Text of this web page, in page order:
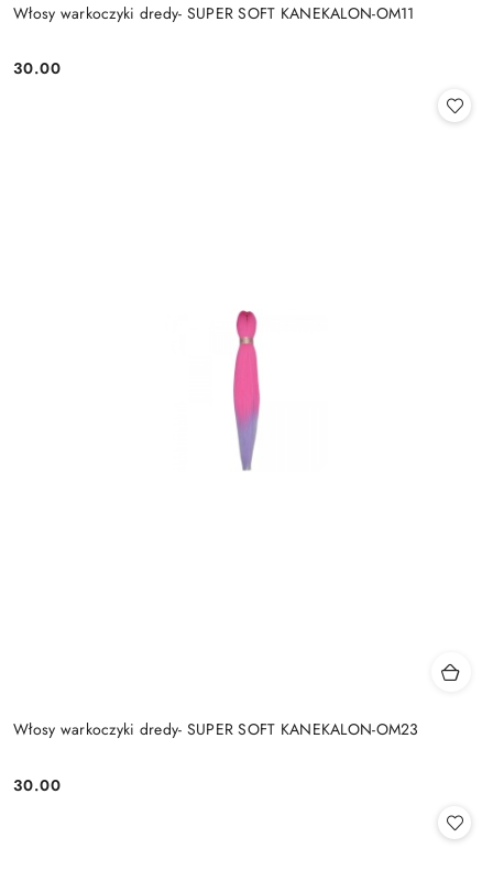
Włosy warkoczyki dredy- SUPER SOFT KANEKALON-OM11
Cena:
30.00
Włosy warkoczyki dredy- SUPER SOFT KANEKALON-OM23
Cena:
30.00